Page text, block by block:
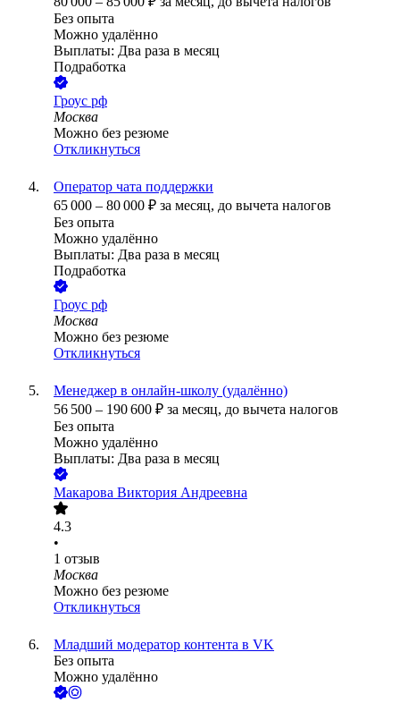
Без опыта
Можно удалённо
Выплаты: Два раза в месяц
Подработка
Гроус рф
Москва
Можно без резюме
Откликнуться
Оператор чата поддержки
65 000 – 80 000 ₽ за месяц, до вычета налогов
Без опыта
Можно удалённо
Выплаты: Два раза в месяц
Подработка
Гроус рф
Москва
Можно без резюме
Откликнуться
Менеджер в онлайн-школу (удалённо)
56 500 – 190 600 ₽ за месяц, до вычета налогов
Без опыта
Можно удалённо
Выплаты: Два раза в месяц
Макарова Виктория Андреевна
4.3
•
1 отзыв
Москва
Можно без резюме
Откликнуться
Младший модератор контента в VK
Без опыта
Можно удалённо